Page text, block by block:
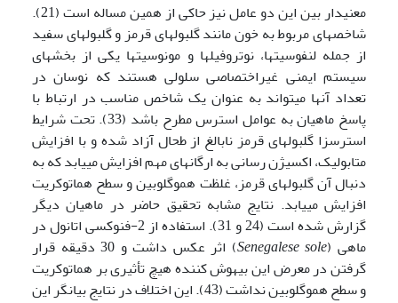
معنی­دار بین این دو عامل نیز حاکی از همین مساله است (21).
شاخص­های مربوط به خون مانند گلبول­های قرمز و گلبول­های سفید
از جمله لنفوسیت­ها، نوتروفیل­ها و مونوسیت­ها یکی از بخش­های
سیستم ایمنی غیراختصاصی سلولی هستند که نوسان در
تعداد آن­ها می­تواند به عنوان یک شاخص مناسب در ارتباط با
پاسخ ماهیان به عوامل استرس مطرح باشد (33). تحت شرایط
استرس­زا گلبول­های قرمز نابالغ از طحال آزاد شده و با افزایش
متابولیک، اکسیژن رسانی به ارگان­های مهم افزایش می­یابد که به
دنبال آن گلبول­های قرمز، غلظت هموگلوبین و سطح هماتوکریت
افزایش می­یابد. نتایج مشابه تحقیق حاضر در ماهیان دیگر
گزارش شده است (24 و 31). استفاده از 2-فنوکسی اتانول در
ماهی (Senegalese sole
) اثر عکس داشت و 30 دقیقه قرار
گرفتن در معرض این بیهوش کننده هیچ تأثیری بر هماتوکریت
و سطح هموگلوبین نداشت (43). این اختلاف در نتایج بیانگر این